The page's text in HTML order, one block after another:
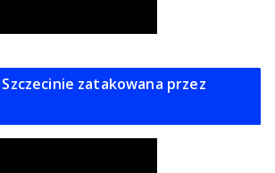
Szczecinie zatakowana przez